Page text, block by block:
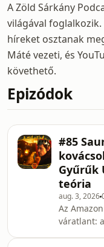
A Zöld Sárkány
világával
híreket osztanak
Máté vezeti, és
követhető.
Epizódok
#85
Gyűrűk
teória
aug. 3, 2026
Az
váratlant: